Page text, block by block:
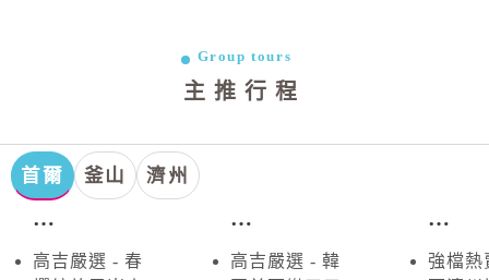
Group tours
主推行程
首爾 釜山 濟州
首
雪
高吉嚴選 - 春
首
抱
高吉嚴選 - 韓
首
強檔熱